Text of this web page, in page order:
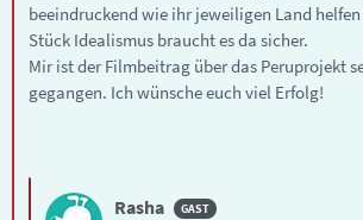
beeindruckend wie ihr jeweiligen Land
Stück Idealismus braucht es da sicher.
Mir ist der Filmbeitrag über das Peruprojekt
gegangen. Ich wünsche euch viel Erfolg!
Rasha